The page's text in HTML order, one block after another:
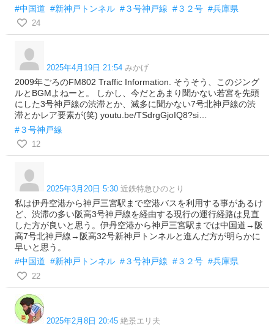
#中国道 #新神戸トンネル #３号神戸線 #３２号 #兵庫県
24
2025年4月19日 21:54 みかげ
2009年ごろのFM802 Traffic Information. そうそう、このジング
ルとBGMよねーと。 しかし、今だとあまり聞かない若宮を先頭
にした3号神戸線の渋滞とか、滅多に聞かない7号北神戸線の渋
滞とかレア要素が(笑) youtu.be/TSdrgGjoIQ8?si…
#３号神戸線
12
2025年3月20日 5:30 近鉄特急ひのとり
私は伊丹空港から神戸三宮駅まで空港バスを利用する事があるけ
ど、渋滞の多い阪高3号神戸線を経由する現行の運行経路は見直
した方が良いと思う。伊丹空港から神戸三宮駅までは中国道→阪
高7号北神戸線→阪高32号新神戸トンネルと進んだ方が明らかに
早いと思う。
#中国道 #新神戸トンネル #３号神戸線 #３２号 #兵庫県
22
2025年2月8日 20:45 絶景エリ夫